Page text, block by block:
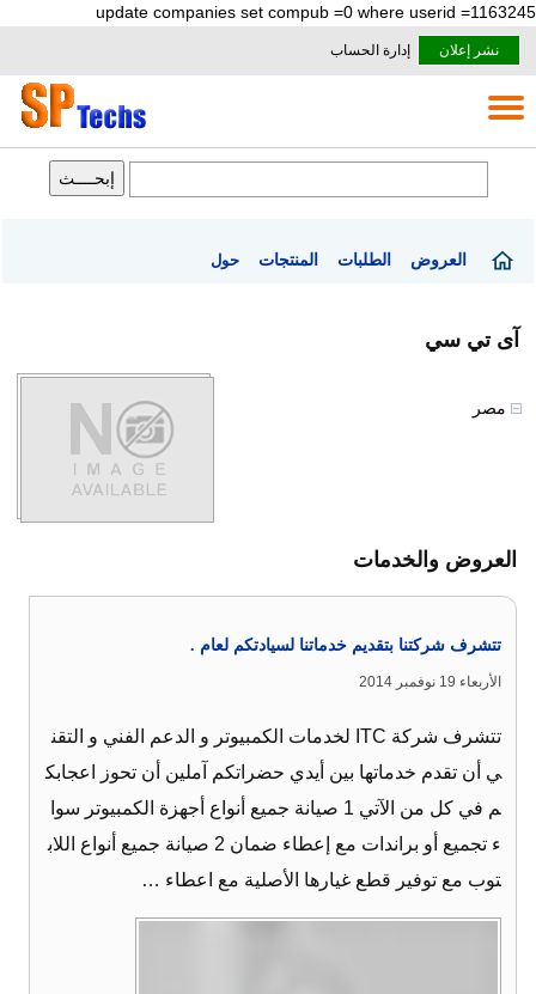
update companies set compub =0 where userid =1163245
نشر إعلان إدارة الحساب
العروض الطلبات المنتجات حول
آى تي سي
مصر
العروض والخدمات
تتشرف شركتنا بتقديم خدماتنا لسيادتكم لعام .
الأربعاء 19 نوفمبر 2014
تتشرف شركة ITC لخدمات الكمبيوتر و الدعم الفني و التقن
ي أن تقدم خدماتها بين أيدي حضراتكم آملين أن تحوز اعجابك
م في كل من الآتي 1 صيانة جميع أنواع أجهزة الكمبيوتر سوا
ء تجميع أو براندات مع إعطاء ضمان 2 صيانة جميع أنواع اللاب
توب مع توفير قطع غيارها الأصلية مع اعطاء …